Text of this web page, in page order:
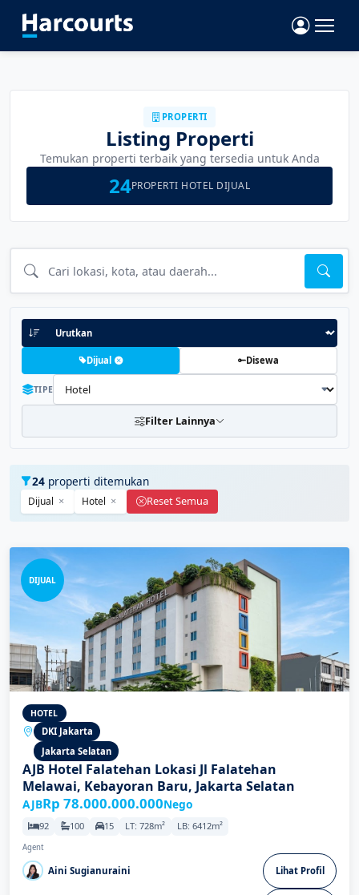
PROPERTI
Listing Properti
Temukan properti terbaik yang tersedia untuk Anda
24PROPERTI HOTEL DIJUAL
Dijual Disewa
TIPE
Filter Lainnya
24properti ditemukan
Dijual Hotel Reset Semua
DIJUAL
HOTEL
DKI Jakarta
Jakarta Selatan
AJB Hotel Falatehan Lokasi Jl Falatehan
Melawai, Kebayoran Baru, Jakarta Selatan
AJBRp 78.000.000.000Nego
92 100 15 LT: 728m² LB: 6412m²
Agent
Aini Sugianuraini Lihat Profil